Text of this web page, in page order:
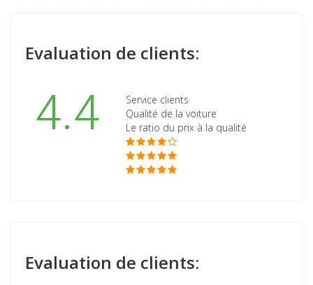
Evaluation de clients:
4.4
Service clients
Qualité de la voiture
Le ratio du prix à la qualité
Evaluation de clients: